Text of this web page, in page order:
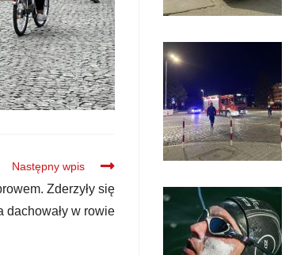
Następny wpis
Zderzyły się
dachowały w rowie